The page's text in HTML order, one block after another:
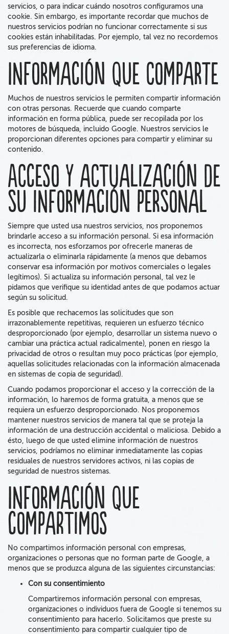
servicios, o para indicar cuándo nosotros configuramos una
cookie. Sin embargo, es importante recordar que muchos de
nuestros servicios podrían no funcionar correctamente si sus
cookies están inhabilitadas. Por ejemplo, tal vez no recordemos
sus preferencias de idioma.
Información que comparte
Muchos de nuestros servicios le permiten compartir información
con otras personas. Recuerde que cuando comparte
información en forma pública, puede ser recopilada por los
motores de búsqueda, incluido Google. Nuestros servicios le
proporcionan diferentes opciones para compartir y eliminar su
contenido.
Acceso y actualización de
su información personal
Siempre que usted usa nuestros servicios, nos proponemos
brindarle acceso a su información personal. Si esa información
es incorrecta, nos esforzamos por ofrecerle maneras de
actualizarla o eliminarla rápidamente (a menos que debamos
conservar esa información por motivos comerciales o legales
legítimos). Si actualiza su información personal, tal vez le
pidamos que verifique su identidad antes de que podamos actuar
según su solicitud.
Es posible que rechacemos las solicitudes que son
irrazonablemente repetitivas, requieren un esfuerzo técnico
desproporcionado (por ejemplo, desarrollar un sistema nuevo o
cambiar una práctica actual radicalmente), ponen en riesgo la
privacidad de otros o resultan muy poco prácticas (por ejemplo,
aquellas solicitudes relacionadas con la información almacenada
en sistemas de copia de seguridad).
Cuando podamos proporcionar el acceso y la corrección de la
información, lo haremos de forma gratuita, a menos que se
requiera un esfuerzo desproporcionado. Nos proponemos
mantener nuestros servicios de manera tal que se proteja la
información de una destrucción accidental o maliciosa. Debido a
ésto, luego de que usted elimine información de nuestros
servicios, podríamos no eliminar inmediatamente las copias
residuales de nuestros servidores activos, ni las copias de
seguridad de nuestros sistemas.
Información que
compartimos
No compartimos información personal con empresas,
organizaciones o personas que no forman parte de Google, a
menos que se produzca alguna de las siguientes circunstancias:
Con su consentimiento
Compartiremos información personal con empresas,
organizaciones o individuos fuera de Google si tenemos su
consentimiento para hacerlo. Solicitamos que preste su
consentimiento para compartir cualquier tipo de